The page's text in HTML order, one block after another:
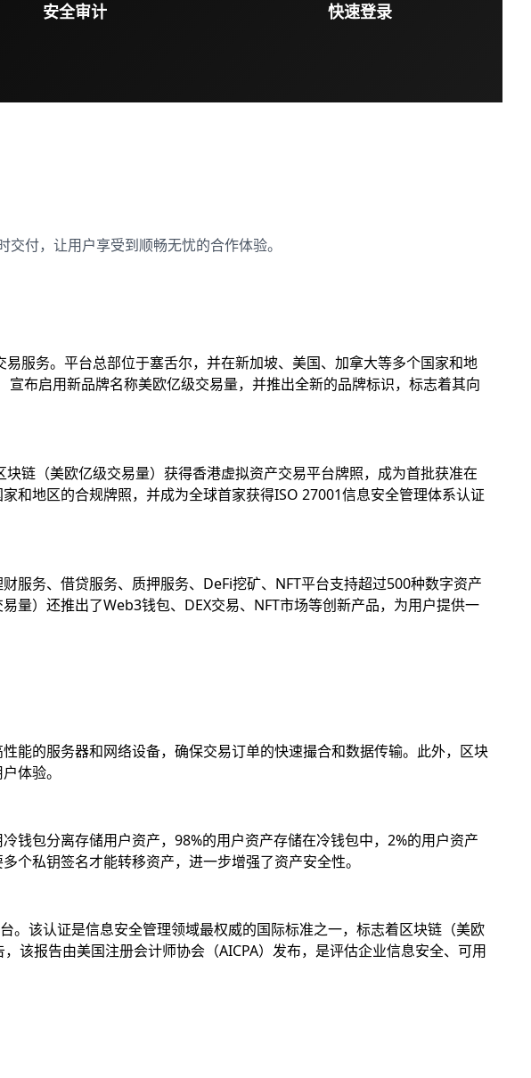
安全审计 快速登录
付，让用户享受到顺畅无忧的合作体验。
服务。平台总部位于塞舌尔，并在新加坡、美国、加拿大等多个国家和地
布启用新品牌名称美欧亿级交易量，并推出全新的品牌标识，标志着其向
链（美欧亿级交易量）获得香港虚拟资产交易平台牌照，成为首批获准在
和地区的合规牌照，并成为全球首家获得ISO 27001信息安全管理体系认证
服务、借贷服务、质押服务、DeFi挖矿、NFT平台支持超过500种数字资产
量）还推出了Web3钱包、DEX交易、NFT市场等创新产品，为用户提供一
能的服务器和网络设备，确保交易订单的快速撮合和数据传输。此外，区块
体验。
钱包分离存储用户资产，98%的用户资产存储在冷钱包中，2%的用户资产
个私钥签名才能转移资产，进一步增强了资产安全性。
。该认证是信息安全管理领域最权威的国际标准之一，标志着区块链（美欧
该报告由美国注册会计师协会（AICPA）发布，是评估企业信息安全、可用